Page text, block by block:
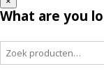
What are you